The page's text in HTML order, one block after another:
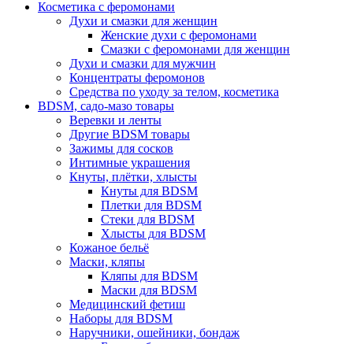
Косметика с феромонами
Духи и смазки для женщин
Женские духи с феромонами
Смазки с феромонами для женщин
Духи и смазки для мужчин
Концентраты феромонов
Средства по уходу за телом, косметика
BDSM, садо-мазо товары
Веревки и ленты
Другие BDSM товары
Зажимы для сосков
Интимные украшения
Кнуты, плётки, хлысты
Кнуты для BDSM
Плетки для BDSM
Стеки для BDSM
Хлысты для BDSM
Кожаное бельё
Маски, кляпы
Кляпы для BDSM
Маски для BDSM
Медицинский фетиш
Наборы для BDSM
Наручники, ошейники, бондаж